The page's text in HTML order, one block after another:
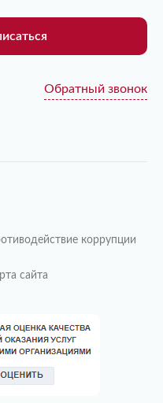
Обратный звонок
коррупции
сайта